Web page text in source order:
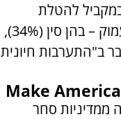
להטלת
מכסים מוגברים על מדינות ספציפיות עמן לארה"ב גירעון סחר עמוק – בהן סין (34%),
וטאיוואן (32%). לדבריו, מדובר ב"התערבות חיונית
ממדיניות סחר